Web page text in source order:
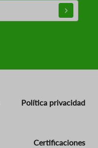
Política privacidad
Certificaciones